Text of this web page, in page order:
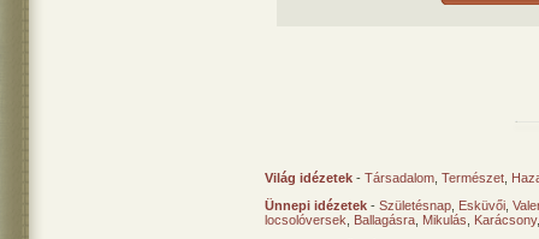
Világ idézetek - Társadalom Természet
Ünnepi idézetek - Születésnap Esküvői
locsolóversek
Ballagásra Mikulás Karácsony